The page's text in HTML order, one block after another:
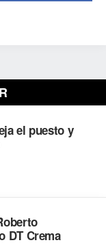
el puesto y
DT Crema